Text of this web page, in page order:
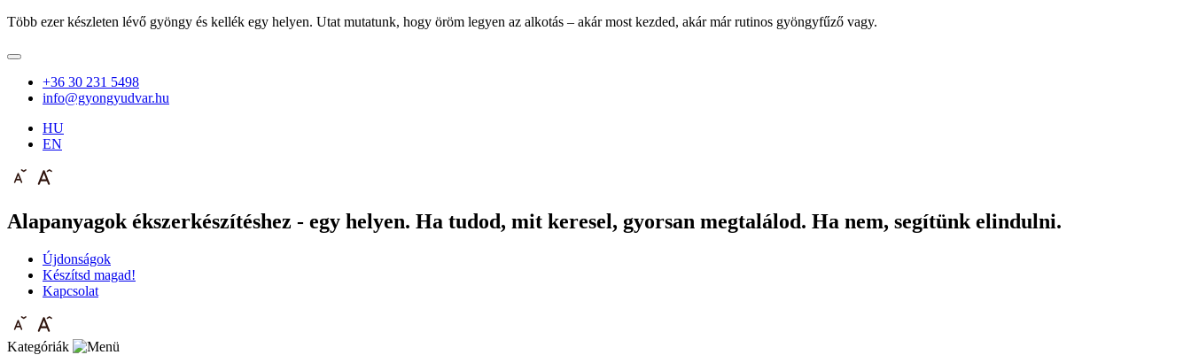
Több ezer készleten lévő gyöngy és kellék egy helyen. Utat mutatunk, hogy öröm legyen az alkotás – akár most kezded, akár már rutinos gyöngyfűző vagy.
+36 30 231 5498
info@gyongyudvar.hu
HU
EN
Alapanyagok ékszerkészítéshez - egy helyen. Ha tudod, mit keresel, gyorsan megtalálod. Ha nem, segítünk elindulni.
Újdonságok
Készítsd magad!
Kapcsolat
Kategóriák